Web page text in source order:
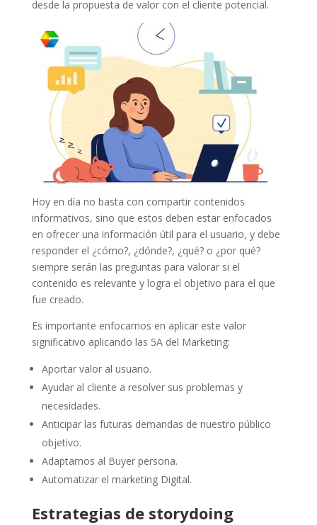
desde la propuesta de valor con el cliente potencial.
Hoy en día no basta con compartir contenidos
informativos, sino que estos deben estar enfocados
en ofrecer una información útil para el usuario, y debe
responder el ¿cómo?, ¿dónde?, ¿qué? o ¿por qué?
siempre serán las preguntas para valorar si el
contenido es relevante y logra el objetivo para el que
fue creado.
Es importante enfocarnos en aplicar este valor
significativo aplicando las 5A del Marketing:
Aportar valor al usuario.
Ayudar al cliente a resolver sus problemas y
necesidades.
Anticipar las futuras demandas de nuestro público
objetivo.
Adaptarnos al Buyer persona.
Automatizar el marketing Digital.
Estrategias de storydoing